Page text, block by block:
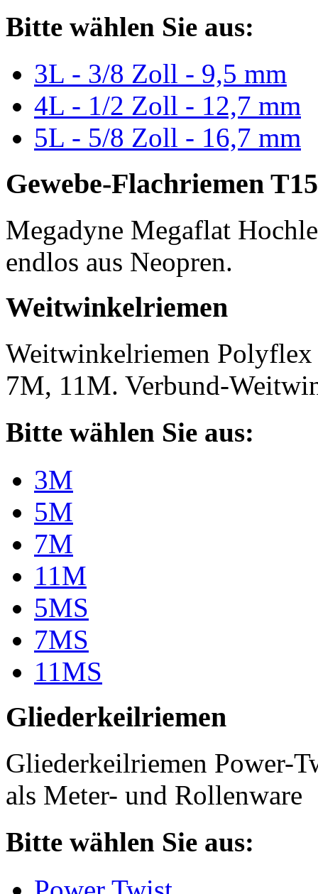
Bitte wählen Sie aus:
3L - 3/8 Zoll - 9,5 mm
4L - 1/2 Zoll - 12,7 mm
5L - 5/8 Zoll - 16,7 mm
Gewebe-Flachriemen
Megadyne Megaflat
endlos aus Neopren.
Weitwinkelriemen
Weitwinkelriemen
7M, 11M. Verbund-
Bitte wählen Sie aus:
3M
5M
7M
11M
5MS
7MS
11MS
Gliederkeilriemen
Gliederkeilriemen Power-
als Meter- und Rollenware
Bitte wählen Sie aus: